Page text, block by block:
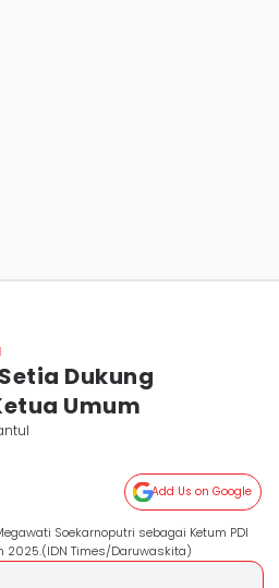
Dukung
Umum
Add Us on Google
Soekarnoputri sebagai Ketum PDI
2025.(IDN Times/Daruwaskita)